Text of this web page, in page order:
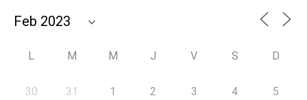
L M M J V S D
30 31 1 2 3 4 5